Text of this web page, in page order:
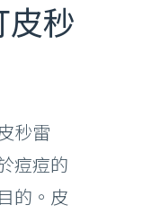
秒
秒雷
痘痘的
的。皮